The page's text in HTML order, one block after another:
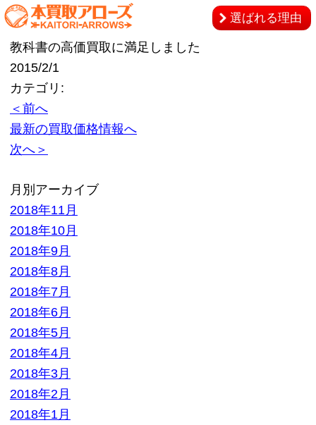
選ばれる理由
2015/2/1
カテゴリ:
最新の買取価格情報へ
次へ＞
月別アーカイブ
2018年11月
2018年8月
2018年7月
2018年6月
2018年5月
2018年4月
2018年3月
2018年1月
2017年12月
2017年11月
2017年10月
2017年9月
2017年8月
2017年6月
2017年5月